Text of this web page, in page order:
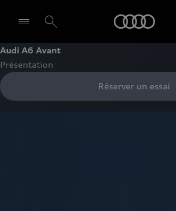
Sélectionner un Partenaire
Audi A6 Avant
Présentation
Réserver un essai